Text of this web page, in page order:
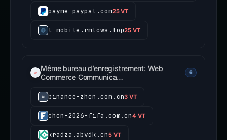
payme-paypal.com25 VT
t-mobile.rmlcws.top25 VT
Même bureau d’enregistrement: Web
Commerce Communica…
6
binance-zhcn.com.cn3 VT
chcn-2026-fifa.com.cn4 VT
kradza.abvdk.cn5 VT